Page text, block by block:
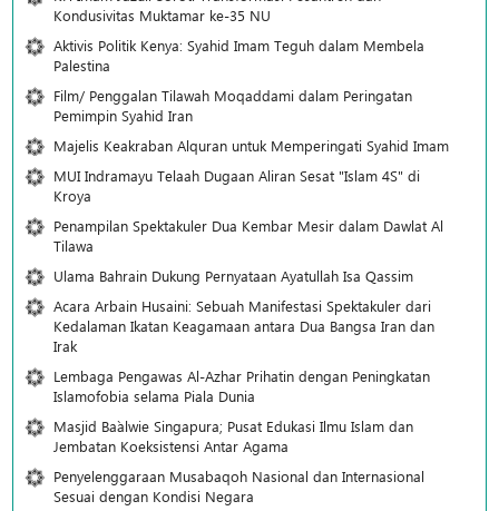
Kondusivitas Muktamar ke-35 NU
Aktivis Politik Kenya: Syahid Imam Teguh dalam Membela
Palestina
Film/ Penggalan Tilawah Moqaddami dalam Peringatan
Pemimpin Syahid Iran
Majelis Keakraban Alquran untuk Memperingati Syahid Imam
MUI Indramayu Telaah Dugaan Aliran Sesat "Islam 4S" di
Kroya
Penampilan Spektakuler Dua Kembar Mesir dalam Dawlat Al
Tilawa
Ulama Bahrain Dukung Pernyataan Ayatullah Isa Qassim
Acara Arbain Husaini: Sebuah Manifestasi Spektakuler dari
Kedalaman Ikatan Keagamaan antara Dua Bangsa Iran dan
Irak
Lembaga Pengawas Al-Azhar Prihatin dengan Peningkatan
Islamofobia selama Piala Dunia
Masjid Ba`alwie Singapura; Pusat Edukasi Ilmu Islam dan
Jembatan Koeksistensi Antar Agama
Penyelenggaraan Musabaqoh Nasional dan Internasional
Sesuai dengan Kondisi Negara